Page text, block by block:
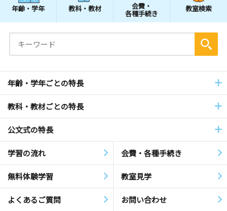
年齢・学年 教科・教材 会費・
各種手続き
教室検索
年齢・学年ごとの特長
教科・教材ごとの特長
公文式の特長
学習の流れ 会費・各種手続き
無料体験学習 教室見学
よくあるご質問 お問い合わせ